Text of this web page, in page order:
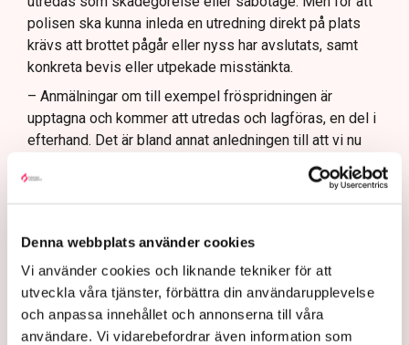
Denna webbplats använder cookies
Vi använder cookies och liknande tekniker för att
utveckla våra tjänster, förbättra din användarupplevelse
och anpassa innehållet och annonserna till våra
användare. Vi vidarebefordrar även information som
polisen ska kunna inleda en utredning direkt på plats
krävs att brottet pågår eller nyss har avslutats, samt
konkreta bevis eller utpekade misstänkta.
– Anmälningar om till exempel fröspridningen är
upptagna och kommer att utredas och lagföras, en del i
efterhand. Det är bland annat anledningen till att vi nu
även använder drönare för att dokumentera och säkra
bevis, säger Anna-Lena Mann.
Svensk Torv : en naturlig råvara
Allemansrätten
Brott
Tove Lifvendahl
Neova Återställ Våtmarker
Drönare
Utredningar
Skadegörelse Grimsås